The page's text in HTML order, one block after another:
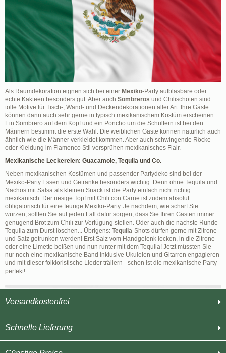
Versandkostenfrei
Schnelle Lieferung
Als Raumdekoration eignen sich bei einer Mexiko-Party aufblasbare oder
echte Kakteen besonders gut. Aber auch Sombreros und Chilischoten sind
tolle Motive für Tisch-, Wand- und Deckendekorationen aller Art. Ihre Gäste
können dann auch sehr gerne in typisch mexikanischem Kostüm erscheinen.
Ein Sombrero auf dem Kopf und ein Poncho um die Schultern ist bei den
Männern bestimmt die erste Wahl. Die weiblichen Gäste können natürlich auch
ähnlich wie die Männer verkleidet kommen. Aber auch schwingende Röcke
oder Kleidung im Flamenco Stil versprühen mexikanisches Flair.
Mexikanische Leckereien: Guacamole, Tequila und Co.
Neben mexikanischen Kostümen und passender Partydeko sind bei der
Mexiko-Party Essen und Getränke besonders wichtig. Denn ohne Tequila und
Nachos mit Salsa als kleinen Snack ist die Party einfach nicht richtig
mexikanisch. Der riesige Topf mit Chili con Carne ist zudem absolut
obligatorisch für eine feurige Mexiko-Party. Je nachdem, wie scharf Sie
würzen, sollten Sie auf jeden Fall dafür sorgen, dass Sie Ihren Gästen immer
genügend Brot zum Chili zur Verfügung stellen. Oder auch die nächste Runde
Tequila zum Durst löschen... Übrigens: Tequila-Shots dürfen gerne mit Zitrone
und Salz getrunken werden! Erst Salz vom Handgelenk lecken, in die Zitrone
oder eine Limette beißen und nun runter mit dem Tequila! Jetzt müssten Sie
nur noch eine mexikanische Band inklusive Ukulelen und Gitarren engagieren
und mit dieser folkloristische Lieder trällern - schon ist die mexikanische Party
perfekt!